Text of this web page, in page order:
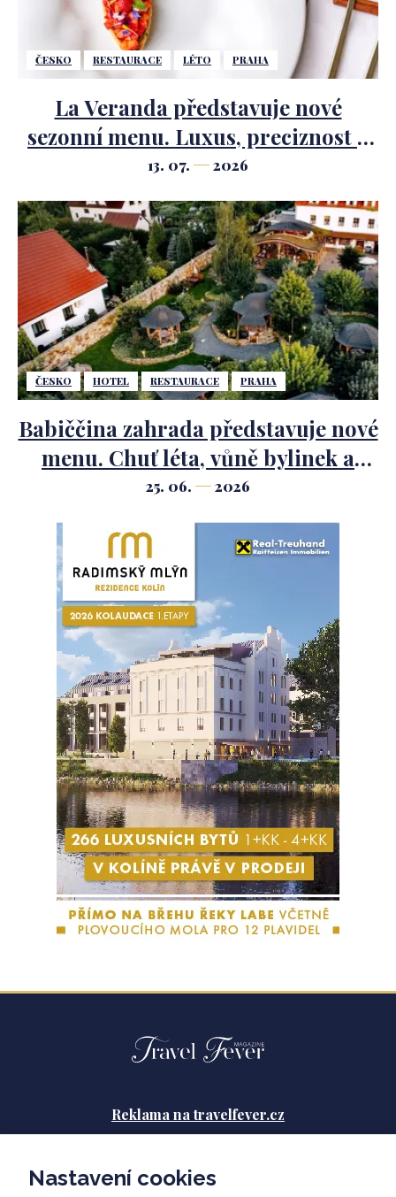
ČESKO RESTAURACE LÉTO PRAHA
La Veranda představuje nové
sezonní menu. Luxus, preciznost a
letní suroviny v hlavní roli.
13. 07. 2026
ČESKO HOTEL RESTAURACE PRAHA
Babiččina zahrada představuje nové
menu. Chuť léta, vůně bylinek a
nejkrásnější zahrada hned za
Prahou
25. 06. 2026
Reklama na travelfever.cz
Nastavení cookies